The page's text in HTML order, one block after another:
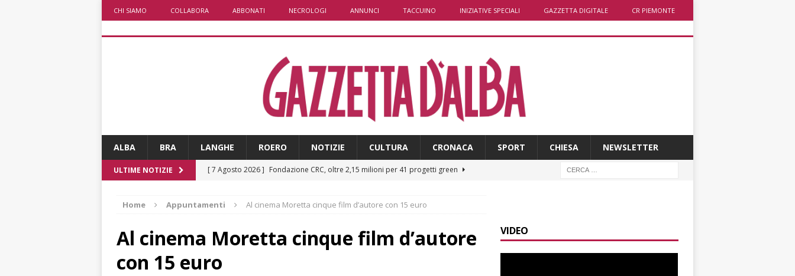
CHI SIAMO COLLABORA ABBONATI NECROLOGI ANNUNCI TACCUINO INIZIATIVE SPECIALI GAZZETTA DIGITALE CR PIEMONTE
ALBA BRA LANGHE ROERO NOTIZIE CULTURA CRONACA SPORT CHIESA NEWSLETTER
ULTIME NOTIZIE [ 7 Agosto 2026 ] Fondazione CRC, oltre 2,15 milioni per 41 progetti green
[ 7 Agosto 2026 ] Siccità in Piemonte, parte la richiesta di calamità naturale
CRONACA
Bollettino meteo: un po’ di temporali nel fine settimana, ma il
caldo è sempre presente
Home Appuntamenti Al cinema Moretta cinque film d’autore con 15 euro
Al cinema Moretta cinque film d’autore
con 15 euro
VIDEO